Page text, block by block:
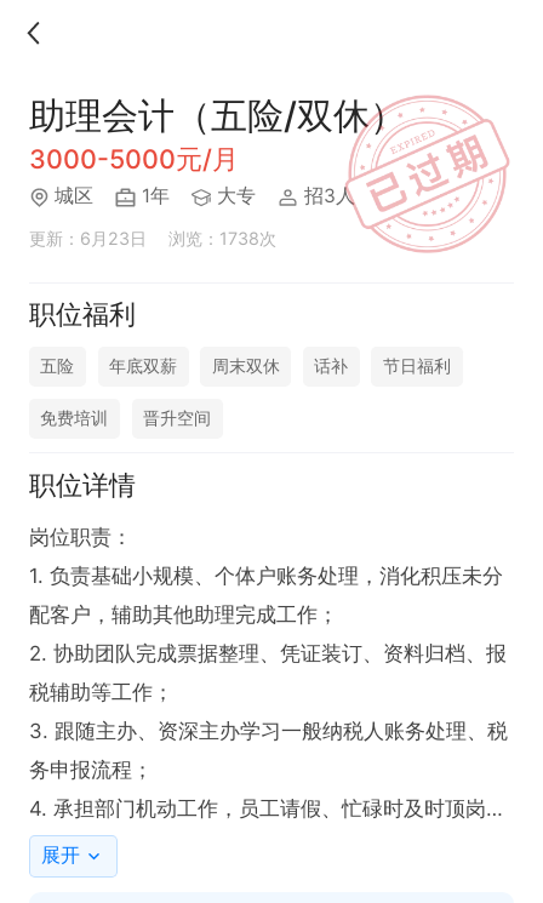
助理会计（五险/双休）
3000-5000元/月
城区 1年 大专 招3人
更新：6月23日 浏览：1738次
职位福利
五险 年底双薪 周末双休 话补 节日福利
免费培训 晋升空间
职位详情
岗位职责：
1. 负责基础小规模、个体户账务处理，消化积压未分
配客户，辅助其他助理完成工作；
2. 协助团队完成票据整理、凭证装订、资料归档、报
税辅助等工作；
3. 跟随主办、资深主办学习一般纳税人账务处理、税
务申报流程；
4. 承担部门机动工作，员工请假、忙碌时及时顶岗，
保障工作不断档；
展开